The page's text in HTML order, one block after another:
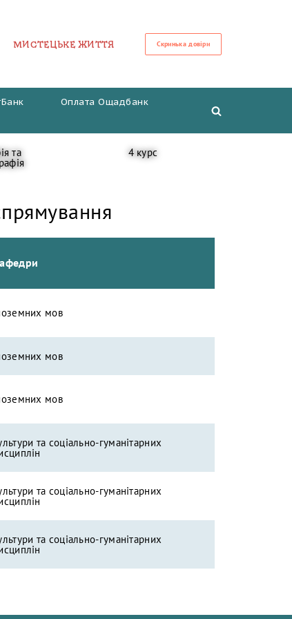
МИСТЕЦЬКЕ ЖИТТЯ Скринька довіри
Оплата Ощадбанк
та 4 курс
мов
мов
мов
та соціально-гуманітарних
та соціально-гуманітарних
та соціально-гуманітарних